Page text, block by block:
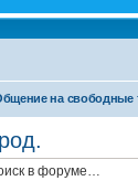
на свободные